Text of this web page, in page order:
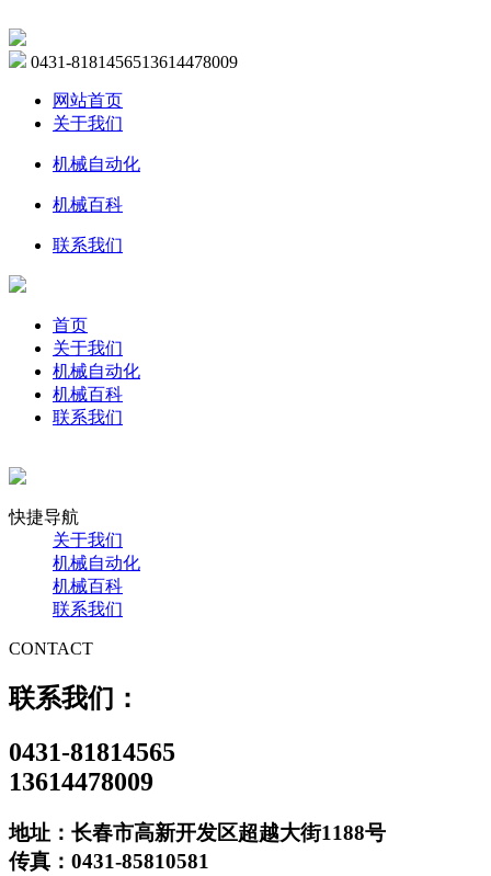
0431-8181456513614478009
网站首页
关于我们
机械自动化
机械百科
联系我们
首页
关于我们
机械自动化
机械百科
联系我们
快捷导航
关于我们
机械自动化
机械百科
联系我们
CONTACT
联系我们：
0431-81814565
13614478009
地址：长春市高新开发区超越大街1188号
传真：0431-85810581